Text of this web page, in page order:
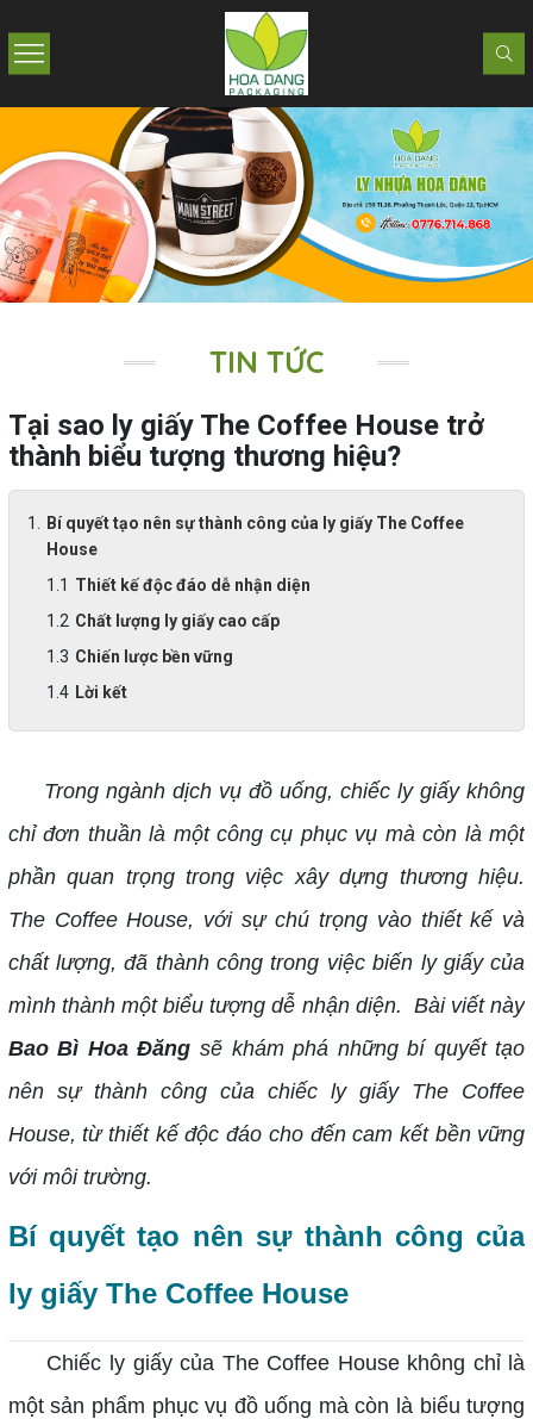
TIN TỨC
Tại sao ly giấy The Coffee House trở
thành biểu tượng thương hiệu?
Bí quyết tạo nên sự thành công của ly giấy The Coffee
House
Thiết kế độc đáo dễ nhận diện
Chất lượng ly giấy cao cấp
Chiến lược bền vững
Lời kết
Trong ngành dịch vụ đồ uống, chiếc ly giấy không
chỉ đơn thuần là một công cụ phục vụ mà còn là một
phần quan trọng trong việc xây dựng thương hiệu.
The Coffee House, với sự chú trọng vào thiết kế và
chất lượng, đã thành công trong việc biến ly giấy của
mình thành một biểu tượng dễ nhận diện. Bài viết này
Bao Bì Hoa Đăng sẽ khám phá những bí quyết tạo
nên sự thành công của chiếc ly giấy The Coffee
House, từ thiết kế độc đáo cho đến cam kết bền vững
với môi trường.
Bí quyết tạo nên sự thành công của
ly giấy The Coffee House
Chiếc ly giấy của The Coffee House không chỉ là
một sản phẩm phục vụ đồ uống mà còn là biểu tượng